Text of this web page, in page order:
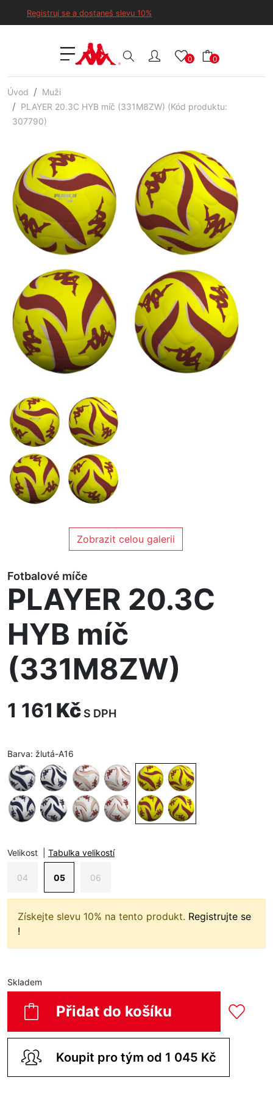
Registruj se a dostaneš slevu 10%
0 0
Úvod
Muži
PLAYER 20.3C HYB míč (331M8ZW) (Kód produktu:
307790)
Zobrazit celou galerii
Fotbalové míče
PLAYER 20.3C
HYB míč
(331M8ZW)
1 161 Kč S DPH
Barva: žlutá-A16
Velikost Tabulka velikostí
04 05 06
Získejte slevu 10% na tento produkt. Registrujte se
!
Skladem
Přidat do košíku
Koupit pro tým od 1 045 Kč